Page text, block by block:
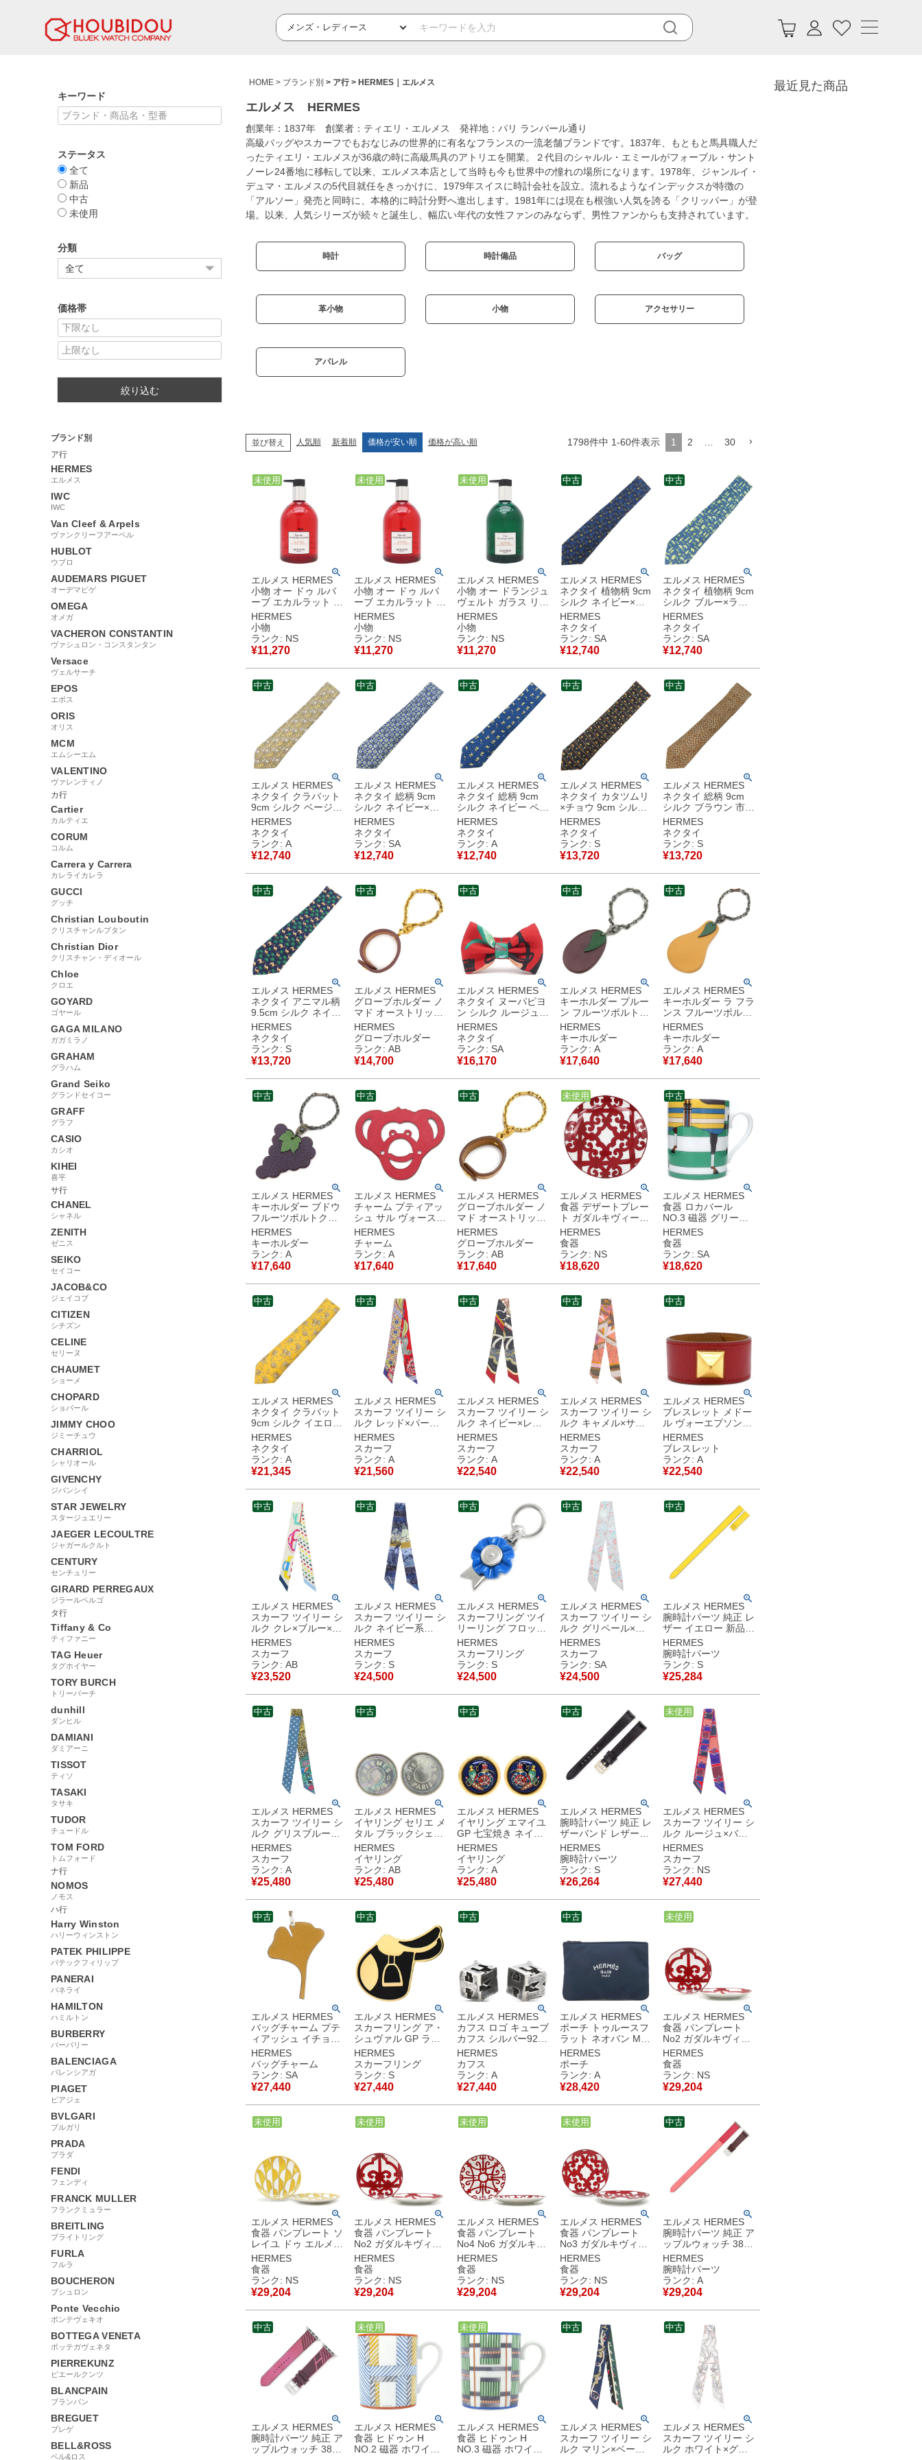
キーワード
ステータス
全て
新品
中古
未使用
分類
価格帯
絞り込む
ブランド別
ア行
HERMES
エルメス
IWC
IWC
Van Cleef & Arpels
ヴァンクリーフアーペル
HUBLOT
ウブロ
AUDEMARS PIGUET
オーデマピゲ
OMEGA
オメガ
VACHERON CONSTANTIN
ヴァシュロン・コンスタンタン
Versace
ヴェルサーチ
EPOS
エポス
ORIS
オリス
MCM
エムシーエム
VALENTINO
ヴァレンティノ
カ行
Cartier
カルティエ
CORUM
コルム
Carrera y Carrera
カレライカレラ
GUCCI
グッチ
Christian Louboutin
クリスチャンルブタン
Christian Dior
クリスチャン・ディオール
Chloe
クロエ
GOYARD
ゴヤール
GAGA MILANO
ガガミラノ
GRAHAM
グラハム
Grand Seiko
グランドセイコー
GRAFF
グラフ
CASIO
カシオ
KIHEI
喜平
サ行
CHANEL
シャネル
ZENITH
ゼニス
SEIKO
セイコー
JACOB&CO
ジェイコブ
CITIZEN
シチズン
CELINE
セリーヌ
CHAUMET
ショーメ
CHOPARD
ショパール
JIMMY CHOO
ジミーチュウ
CHARRIOL
シャリオール
GIVENCHY
ジバンシイ
STAR JEWELRY
スタージュエリー
JAEGER LECOULTRE
ジャガールクルト
CENTURY
センチュリー
GIRARD PERREGAUX
ジラールペルゴ
タ行
Tiffany & Co
ティファニー
TAG Heuer
タグホイヤー
TORY BURCH
トリーバーチ
dunhill
ダンヒル
DAMIANI
ダミアーニ
TISSOT
ティソ
TASAKI
タサキ
TUDOR
チュードル
TOM FORD
トムフォード
ナ行
NOMOS
ノモス
ハ行
Harry Winston
ハリーウィンストン
PATEK PHILIPPE
パテックフィリップ
PANERAI
パネライ
HAMILTON
ハミルトン
BURBERRY
バーバリー
BALENCIAGA
バレンシアガ
PIAGET
ピアジェ
BVLGARI
ブルガリ
PRADA
プラダ
FENDI
フェンディ
FRANCK MULLER
フランクミュラー
BREITLING
ブライトリング
FURLA
フルラ
BOUCHERON
ブシュロン
Ponte Vecchio
ポンテヴェキオ
BOTTEGA VENETA
ボッテガヴェネタ
PIERREKUNZ
ピエールクンツ
BLANCPAIN
ブランパン
BREGUET
ブレゲ
BELL&ROSS
ベル&ロス
HOME ブランド別 ア行 HERMES｜エルメス
エルメス HERMES
創業年：1837年 創業者：ティエリ・エルメス 発祥地：パリ ランパール通り
高級バッグやスカーフでもおなじみの世界的に有名なフランスの一流老舗ブランドです。1837年、もともと馬具職人だ
ったティエリ・エルメスが36歳の時に高級馬具のアトリエを開業。２代目のシャルル・エミールがフォーブル・サント
ノーレ24番地に移転して以来、エルメス本店として当時も今も世界中の憧れの場所になります。1978年、ジャンルイ・
デュマ・エルメスの5代目就任をきっかけに、1979年スイスに時計会社を設立。流れるようなインデックスが特徴の
「アルソー」発売と同時に、本格的に時計分野へ進出します。1981年には現在も根強い人気を誇る「クリッパー」が登
場。以来、人気シリーズが続々と誕生し、幅広い年代の女性ファンのみならず、男性ファンからも支持されています。
時計 時計備品 バッグ
革小物 小物 アクセサリー
アパレル
並び替え 人気順 新着順 価格が安い順 価格が高い順 1798件中 1-60件表示 1 2 … 30
エルメス HERMES
小物 オー ドゥ ルバ
ーブ エカルラット ガ
ラス リサイクルガラ
ス製 レッド 新品 未
使用 ハンド＆ボディ
クレンジングジェル
V113807V0 【箱】
【中古】未使用保管
品
HERMES
小物
ランク: NS
¥11,270
中古
未使用
エルメス HERMES
小物 オー ドゥ ルバ
ーブ エカルラット ガ
ラス リサイクルガラ
ス製 レッド 新品 未
使用 ハンド＆ボディ
クレンジングジェル
V113807V0 【箱】
【中古】未使用保管
品
HERMES
小物
ランク: NS
¥11,270
中古
未使用
エルメス HERMES
小物 オー ドランジュ
ヴェルト ガラス リサ
イクルガラス製 グリ
ーン 新品 未使用 ハ
ンド＆ボディ クレン
ジングジェル
V113805V0 【箱】
【中古】未使用保管
品
HERMES
小物
ランク: NS
¥11,270
中古
未使用
エルメス HERMES
ネクタイ 植物柄 9cm
シルク ネイビー×マ
ルチカラー 紺 青 花
柄 【中古】新品同様
品
HERMES
ネクタイ
ランク: SA
¥12,740
中古
エルメス HERMES
ネクタイ 植物柄 9cm
シルク ブルー×ライ
トグリーン 青 黄緑
木 森 【中古】新品同
様品
HERMES
ネクタイ
ランク: SA
¥12,740
中古
エルメス HERMES
ネクタイ クラバット
9cm シルク ベージュ
×マルチカラー 植物
柄 ティーポット 【中
古】中古美品
HERMES
ネクタイ
ランク: A
¥12,740
中古
エルメス HERMES
ネクタイ 総柄 9cm
シルク ネイビー×ブ
ルー 市松模様 葉っぱ
リーフ柄 【中古】新
品同様品
HERMES
ネクタイ
ランク: SA
¥12,740
中古
エルメス HERMES
ネクタイ 総柄 9cm
シルク ネイビー ペガ
サス柄 【中古】中古
美品
HERMES
ネクタイ
ランク: A
¥12,740
中古
エルメス HERMES
ネクタイ カタツムリ
×チョウ 9cm シルク
ブラック×マルチカラ
ー 黒 蝶 【中古】未
使用保管品
HERMES
ネクタイ
ランク: S
¥13,720
中古
エルメス HERMES
ネクタイ 総柄 9cm
シルク ブラウン 市松
模様 手書き 【中古】
未使用保管品
HERMES
ネクタイ
ランク: S
¥13,720
中古
エルメス HERMES
ネクタイ アニマル柄
9.5cm シルク ネイビ
ー×マルチカラー 紺
ラクダ 【中古】未使
用保管品
HERMES
ネクタイ
ランク: S
¥13,720
中古
エルメス HERMES
グローブホルダー ノ
マド オーストリッチ
チェスナッツ ゴール
ド金具 手袋ホルダー
【中古】中古品
HERMES
グローブホルダー
ランク: AB
¥14,700
中古
エルメス HERMES
ネクタイ ヌーパピヨ
ン シルク ルージュ×
ブルー×ヴェール 赤
蝶ネクタイ ボウネク
タイ 【熱帯のモダニ
ズム】 H782974S
【箱】 【中古】新品
同様品
HERMES
ネクタイ
ランク: SA
¥16,170
中古
エルメス HERMES
キーホルダー プルー
ン フルーツポルトク
レ レザー プルーン
シルバー金具 プラム
フルーツモチーフ チ
ャーム 【箱】 【中
古】中古美品
HERMES
キーホルダー
ランク: A
¥17,640
中古
エルメス HERMES
キーホルダー ラ フラ
ンス フルーツポルト
クレ ヴァッシュ ナチ
ュラル シルバー金具
洋梨 梨 ナシ フルー
ツモチーフ チャーム
【中古】中古美品
HERMES
キーホルダー
ランク: A
¥17,640
中古
エルメス HERMES
キーホルダー ブドウ
フルーツポルトクレ
シェーブル レザン シ
ルバー金具 紫 グレー
プ フルーツモチーフ
チャーム 【中古】中
古美品
HERMES
キーホルダー
ランク: A
¥17,640
中古
エルメス HERMES
チャーム プティアッ
シュ サル ヴォースイ
フト ヴォーエプソン
レッド×ブラック 赤
黒 猿 チャーム シュ
ーズチャーム petit H
【中古】中古美品
HERMES
チャーム
ランク: A
¥17,640
中古
エルメス HERMES
グローブホルダー ノ
マド オーストリッチ
GP チェスナッツ ゴ
ールド金具 茶 手袋ホ
ルダー 【中古】中古
品
HERMES
グローブホルダー
ランク: AB
¥17,640
中古
エルメス HERMES
食器 デザートプレー
ト ガダルキヴィール
磁器 ポーセリン レッ
ド×ホワイト 新品 未
使用 赤 P011007P
【箱】 【中古】未使
用保管品
HERMES
食器
ランク: NS
¥18,620
中古
未使用
エルメス HERMES
食器 ロカバール
NO.3 磁器 グリーン
緑 黄色 マグカップ
ポーセリン
P051232P 【箱】
【中古】新品同様品
HERMES
食器
ランク: SA
¥18,620
中古
エルメス HERMES
ネクタイ クラバット
9cm シルク イエロー
貝柄 貝殻 真珠 【中
古】中古美品
HERMES
ネクタイ
ランク: A
¥21,345
中古
エルメス HERMES
スカーフ ツイリー シ
ルク レッド×パープ
ル×マルチカラー
【THE SAVANA
DANCE / サバンナの
ダンス 】 【箱】
【中古】中古美品
HERMES
スカーフ
ランク: A
¥21,560
中古
エルメス HERMES
スカーフ ツイリー シ
ルク ネイビー×レッ
ド×マルチカラー
【GRAND APPARAT/
グラン アパラ】
【箱】 【中古】中古
美品
HERMES
スカーフ
ランク: A
¥22,540
中古
エルメス HERMES
スカーフ ツイリー シ
ルク キャメル×サー
モン×ヴィオリーヌ
【ROSE DE
COMPAS / 羅針盤の
バラ】 H101696S
【箱】 【中古】中古
美品
HERMES
スカーフ
ランク: A
¥22,540
中古
エルメス HERMES
ブレスレット メドー
ル ヴォーエプソン
GP レッド ゴールド
金具 レザーブレス ス
タッズ 【箱】 【中
古】中古美品
HERMES
ブレスレット
ランク: A
¥22,540
中古
エルメス HERMES
スカーフ ツイリー シ
ルク クレ×ブルー×ル
ージュ
【BOUCLERIE
MODERNE/モダンな
バックル】 【中古】
中古品
HERMES
スカーフ
ランク: AB
¥23,520
中古
エルメス HERMES
スカーフ ツイリー シ
ルク ネイビー系
【JUNGLE LOVE
RAINBOW/ジャング
ル ラブ レインボー】
【箱】 【中古】未使
用保管品
HERMES
スカーフ
ランク: S
¥24,500
中古
エルメス HERMES
スカーフリング ツイ
リーリング フロット
メタル ブルー×シル
バー シルバー金具 表
彰リボン リボンモチ
ーフ 【中古】未使用
保管品
HERMES
スカーフリング
ランク: S
¥24,500
中古
エルメス HERMES
スカーフ ツイリー シ
ルク グリペール×グ
レナディン 【ISOLA
DI PRIMAVERA/春の
島】 【箱】 【中古】
新品同様品
HERMES
スカーフ
ランク: SA
¥24,500
中古
エルメス HERMES
腕時計パーツ 純正 レ
ザー イエロー 新品未
使用 レザー ベルト
バンド ストラップ ブ
レスレット 19ｍｍ
黄 イエロー ドゥブル
トゥール 替え 予備
【中古】未使用保管
品
HERMES
腕時計パーツ
ランク: S
¥25,284
中古
エルメス HERMES
スカーフ ツイリー シ
ルク グリスブルート
×ヴェール 【ジャン
グル ラブ ラブ】
H063513S 【箱】
【中古】中古美品
HERMES
スカーフ
ランク: A
¥25,480
中古
エルメス HERMES
イヤリング セリエ メ
タル ブラックシェル
ブラックXシルバー
ヴィンテージ ラウン
ド サークル ロゴ
【箱】 【中古】中古
品
HERMES
イヤリング
ランク: AB
¥25,480
中古
エルメス HERMES
イヤリング エマイユ
GP 七宝焼き ネイビ
ー×マルチカラー ゴ
ールド金具 紺 青 ラ
ウンド 丸型 香水瓶
クリップ 【箱】 【中
古】中古美品
HERMES
イヤリング
ランク: A
¥25,480
中古
エルメス HERMES
腕時計パーツ 純正 レ
ザーバンド レザー
GP ブラック 未使用
替え スペア 交換 ベ
ルト 12mm 本革 ブ
ラック 黒 尾錠 バネ
棒 【中古】未使用保
管品
HERMES
腕時計パーツ
ランク: S
¥26,264
中古
エルメス HERMES
スカーフ ツイリー シ
ルク ルージュ×バイ
オレット×マリン 新
品 未使用
【CAMAILS/カマイ
ユ】 H063358S
【箱】 【中古】未使
用保管品
HERMES
スカーフ
ランク: NS
¥27,440
中古
未使用
エルメス HERMES
バッグチャーム プテ
ィアッシュ イチョウ
トゴ シェーブル ブラ
ウン×ブルー 葉っぱ
petit H 【箱】 【中
古】新品同様品
HERMES
バッグチャーム
ランク: SA
¥27,440
中古
エルメス HERMES
スカーフリング ア・
シュヴァル GP ラッ
カー ブラック×ゴー
ルド 鞍 あぶみモチー
フ カレ70用 2023AW
【中古】未使用保管
品
HERMES
スカーフリング
ランク: S
¥27,440
中古
エルメス HERMES
カフス ロゴ キューブ
カフス シルバー925
シルバー SV925
【箱】 【中古】中古
美品
HERMES
カフス
ランク: A
¥27,440
中古
エルメス HERMES
ポーチ トゥルースフ
ラット ネオバン MM
ナイロン ポリアミド
エラスタン ネイビー
マットブラック金具
紺 ウエットスーツ風
ボンディング 【中
古】中古美品
HERMES
ポーチ
ランク: A
¥28,420
中古
エルメス HERMES
食器 パンプレート
No2 ガダルキヴィー
ル 2枚セット 磁器 ポ
ーセリン レッド×ホ
ワイト 新品 未使用
赤 P011112P 【箱】
【中古】未使用保管
品
HERMES
食器
ランク: NS
¥29,204
中古
未使用
エルメス HERMES
食器 パンプレート ソ
レイユ ドゥ エルメス
2枚セット 磁器 イエ
ロー×ホワイト 新品
未使用 ポーセリン お
皿 P046012P 【箱】
【中古】未使用保管
品
HERMES
食器
ランク: NS
¥29,204
中古
未使用
エルメス HERMES
食器 パンプレート
No2 ガダルキヴィー
ル 2枚セット 磁器 ポ
ーセリン レッド×ホ
ワイト 新品 未使用
赤 P011112P 【箱】
【中古】未使用保管
品
HERMES
食器
ランク: NS
¥29,204
中古
未使用
エルメス HERMES
食器 パンプレート
No4 No6 ガダルキヴ
ィール 2枚セット 磁
器 ポーセリン レッド
×ホワイト 新品 未使
用 赤
P011312P/P011512P
【箱】 【中古】未使
用保管品
HERMES
食器
ランク: NS
¥29,204
中古
未使用
エルメス HERMES
食器 パンプレート
No3 ガダルキヴィー
ル 2枚セット 磁器 レ
ッド×ホワイト 新品
未使用 赤 ポーセリン
P011212P 【箱】
【中古】未使用保管
品
HERMES
食器
ランク: NS
¥29,204
中古
未使用
エルメス HERMES
腕時計パーツ 純正 ア
ップルウォッチ 38
40 41mm用 レザー
ステンレススチール
ローズアザレ×ローズ
エクストリーム×ボル
ドー ヴォースイフト
ドゥブルトゥール ベ
ルト 32ｍｍ 尾錠付
き 【中古】中古美品
HERMES
腕時計パーツ
ランク: A
¥29,204
中古
エルメス HERMES
腕時計パーツ 純正 ア
ップルウォッチ 38
中古
エルメス HERMES
食器 ヒドゥン H
NO.2 磁器 ホワイト×
中古
未使用
エルメス HERMES
食器 ヒドゥン H
NO.3 磁器 ホワイト×
中古
未使用
エルメス HERMES
スカーフ ツイリー シ
ルク マリン×ベージ
中古
エルメス HERMES
スカーフ ツイリー シ
ルク ホワイト×グリ
中古
最近見た商品